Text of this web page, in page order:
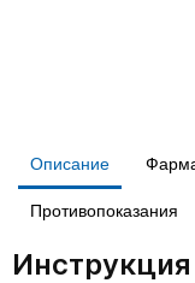
Описание
Противопоказания
Инструкция